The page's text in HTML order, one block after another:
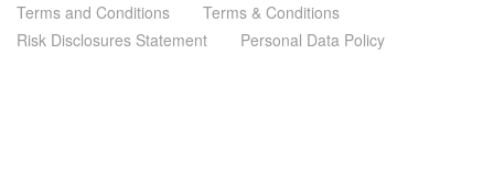
Terms and Conditions
Terms & Conditions
Risk Disclosures Statement
Personal Data Policy